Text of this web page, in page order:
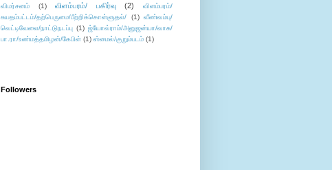
விமர்சனம்
(1) விளம்பரம்/ பகிர்வு (2)
விளம்பரம்/
சுயதம்பட்டம்/தற்பெருமை/பீற்றிக்கொள்ளுதல்/
(1) வீண்வம்பு/
வெட்டிவேலை/நாட்டுநடப்பு (1) ஜ்யோவ்ராம்/அனுஜன்யா/வாசு/
பா.ரா/உண்மத்தமிழன்/கேபிள் (1) ஸ்மைல்/குறும்படம் (1)
Followers